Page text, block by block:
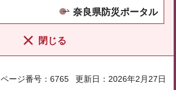
奈良県防災ポータル
閉じる
ページ番号：6765 更新日：2026年2月27日